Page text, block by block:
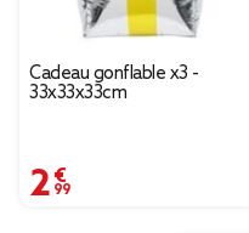
Cadeau gonflable x3 -
33x33x33cm
2,99 €